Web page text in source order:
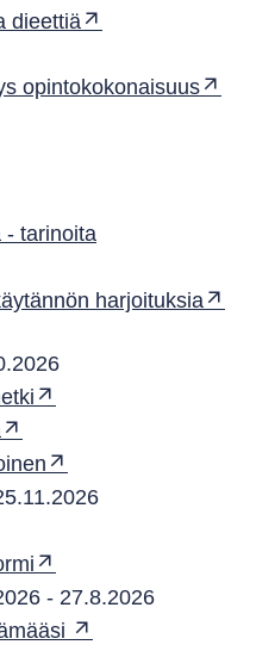
dieettiä
opintokokonaisuus
- tarinoita
harjoituksia
- 27.8.2026